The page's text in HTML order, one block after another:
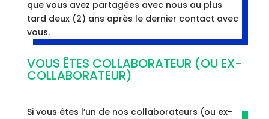
que vous avez partagées avec nous au plus
tard deux (2) ans après le dernier contact avec
vous.
VOUS ÊTES COLLABORATEUR (OU EX-
COLLABORATEUR)
Si vous êtes l’un de nos collaborateurs (ou ex-